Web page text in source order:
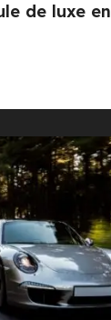
de luxe en